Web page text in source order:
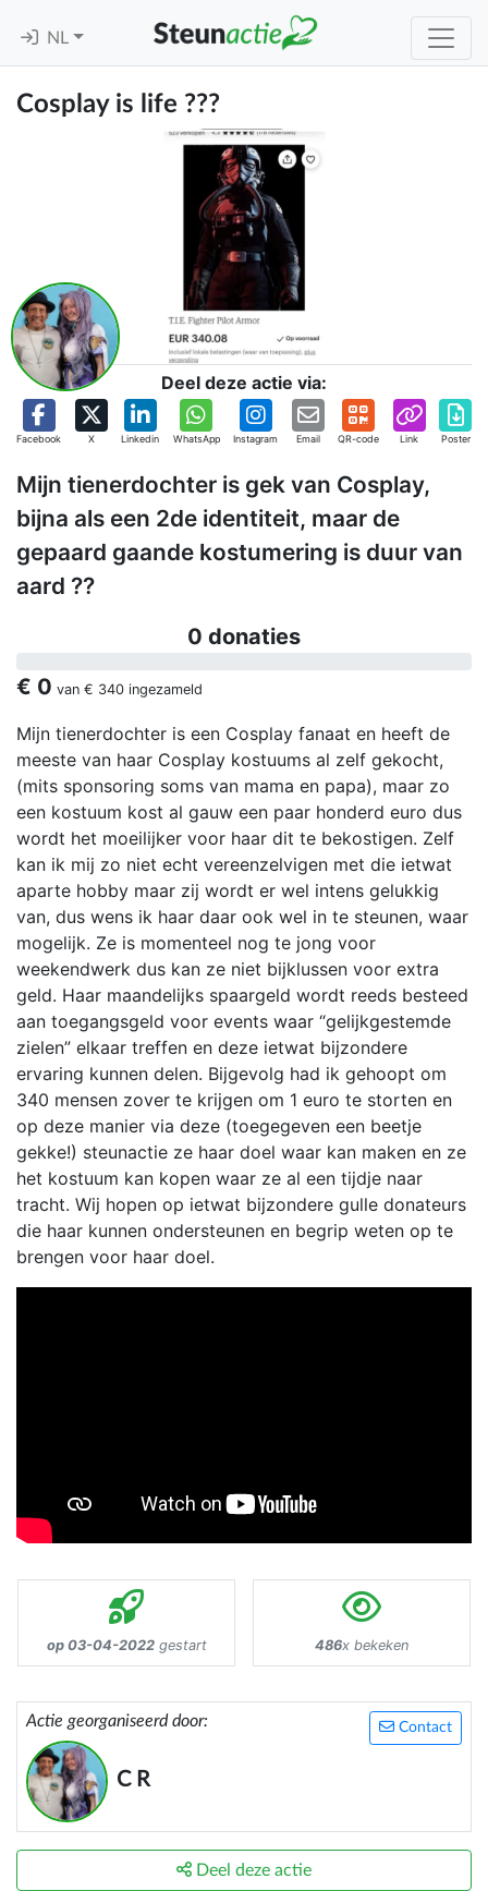
NL
Cosplay is life ??‍?
Deel deze actie via:
Facebook X Linkedin WhatsApp Instagram Email QR-code Link Poster
Mijn tienerdochter is gek van Cosplay,
bijna als een 2de identiteit, maar de
gepaard gaande kostumering is duur van
aard ??
0 donaties
€ 0 van € 340 ingezameld
Mijn tienerdochter is een Cosplay fanaat en heeft de
meeste van haar Cosplay kostuums al zelf gekocht,
(mits sponsoring soms van mama en papa), maar zo
een kostuum kost al gauw een paar honderd euro dus
wordt het moeilijker voor haar dit te bekostigen. Zelf
kan ik mij zo niet echt vereenzelvigen met die ietwat
aparte hobby maar zij wordt er wel intens gelukkig
van, dus wens ik haar daar ook wel in te steunen, waar
mogelijk. Ze is momenteel nog te jong voor
weekendwerk dus kan ze niet bijklussen voor extra
geld. Haar maandelijks spaargeld wordt reeds besteed
aan toegangsgeld voor events waar “gelijkgestemde
zielen” elkaar treffen en deze ietwat bijzondere
ervaring kunnen delen. Bijgevolg had ik gehoopt om
340 mensen zover te krijgen om 1 euro te storten en
op deze manier via deze (toegegeven een beetje
gekke!) steunactie ze haar doel waar kan maken en ze
het kostuum kan kopen waar ze al een tijdje naar
tracht. Wij hopen op ietwat bijzondere gulle donateurs
die haar kunnen ondersteunen en begrip weten op te
brengen voor haar doel.
op 03-04-2022gestart 486x bekeken
Contact
Actie georganiseerd door:
C R
Deel deze actie